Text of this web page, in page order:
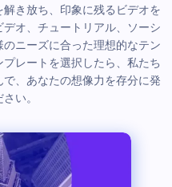
き放ち、印象に残るビデオを
オ、チュートリアル、ソーシ
ニーズに合った理想的なテン
レートを選択したら、私たち
、あなたの想像力を存分に発
い。